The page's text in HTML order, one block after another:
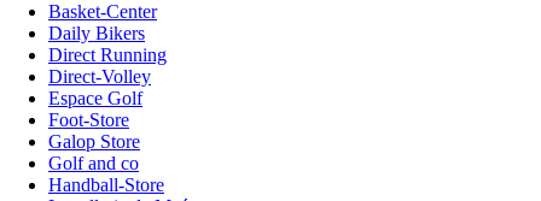
Basket-Center
Daily Bikers
Direct Running
Direct-Volley
Espace Golf
Foot-Store
Galop Store
Golf and co
Handball-Store